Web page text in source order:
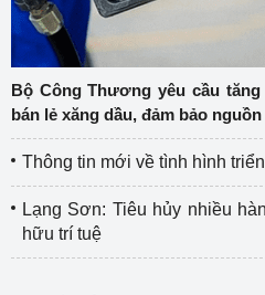
Bộ Công Thương yêu cầu
bán lẻ xăng dầu, đảm bảo
Thông tin mới về tình hình
Lạng Sơn: Tiêu hủy nhiều
hữu trí tuệ